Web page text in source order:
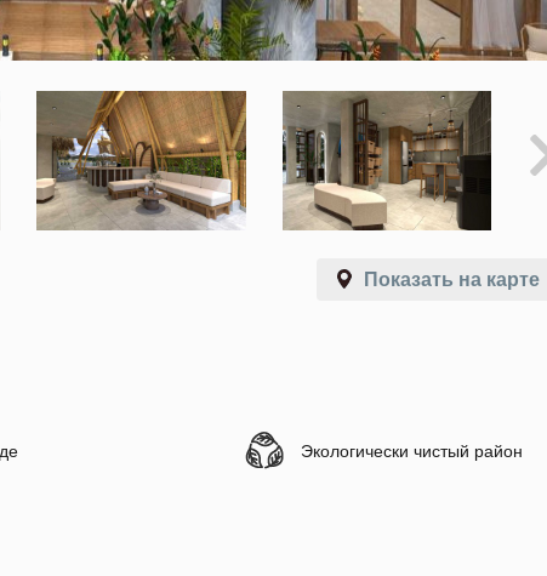
Показать на карте
Экологически чистый район